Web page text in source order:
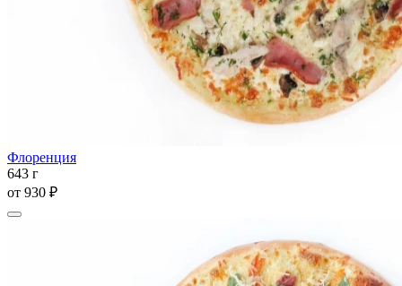
Флоренция
643 г
от 930 ₽